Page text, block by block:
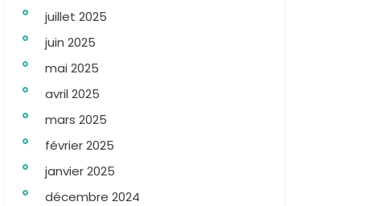
juillet 2025
juin 2025
mai 2025
avril 2025
mars 2025
février 2025
janvier 2025
décembre 2024